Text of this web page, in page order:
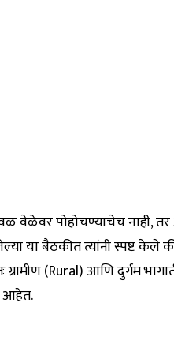
वेळेवर पोहोचण्याचेच नाही,
या बैठकीत त्यांनी स्पष्ट केले
(Rural) आणि दुर्गम
आहेत.